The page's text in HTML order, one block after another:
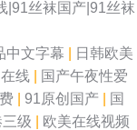
|91丝袜国产|91丝袜
中文字幕
日韩欧美
线
国产午夜性爱
91原创国产
国
级
欧美在线视频